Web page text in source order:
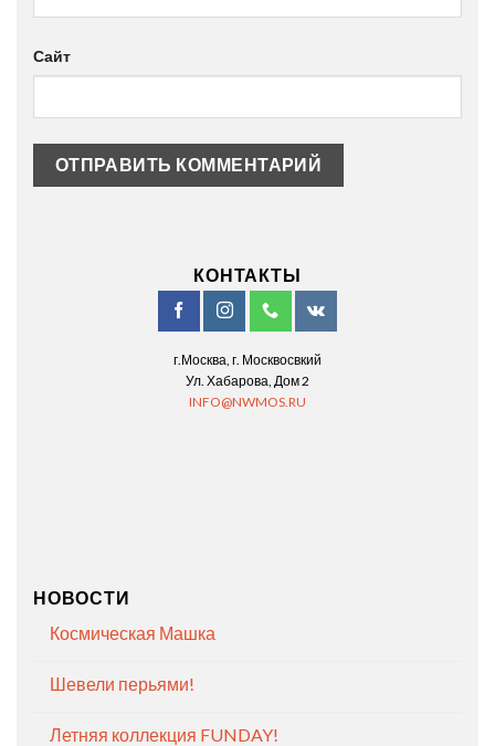
Сайт
КОНТАКТЫ
г.Москва, г. Москвосвкий
Ул. Хабарова, Дом 2
INFO@NWMOS.RU
НОВОСТИ
Космическая Машка
Шевели перьями!
Летняя коллекция FUNDAY!